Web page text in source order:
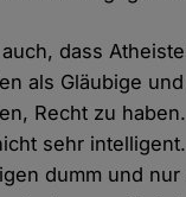
dass
als Gläubige
Recht zu
sehr
dumm und